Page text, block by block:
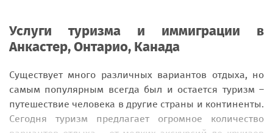
Услуги туризма и иммиграции в
Анкастер, Онтарио, Канада
Существует много различных вариантов отдыха, но
самым популярным всегда был и остается туризм –
путешествие человека в другие страны и континенты.
Сегодня туризм предлагает огромное количество